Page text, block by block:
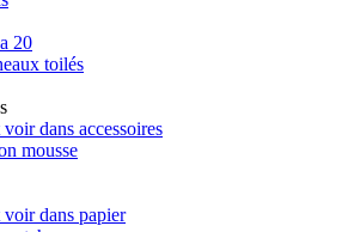
20
toilés
dans accessoires
mousse
voir dans papier